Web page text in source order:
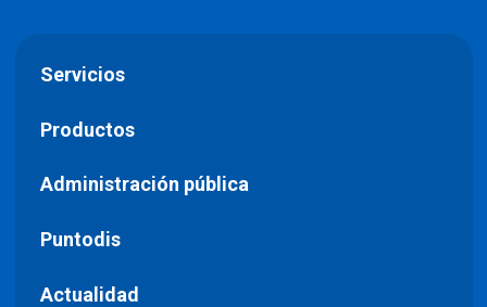
Servicios
Productos
Administración pública
Puntodis
Actualidad